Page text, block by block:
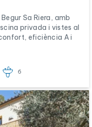
Sa Riera, amb
privada i vistes al
eficiència A i
6